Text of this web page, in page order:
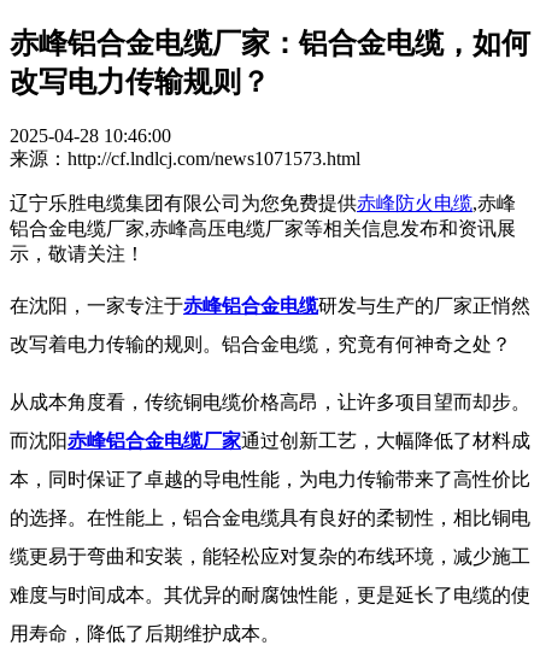
赤峰铝合金电缆厂家：铝合金电缆，如何
改写电力传输规则？
2025-04-28 10:46:00
来源：http://cf.lndlcj.com/news1071573.html
辽宁乐胜电缆集团有限公司为您免费提供赤峰防火电缆,赤峰
铝合金电缆厂家,赤峰高压电缆厂家等相关信息发布和资讯展
示，敬请关注！
在沈阳，一家专注于赤峰铝合金电缆研发与生产的厂家正悄然
改写着电力传输的规则。铝合金电缆，究竟有何神奇之处？​
从成本角度看，传统铜电缆价格高昂，让许多项目望而却步。
而沈阳赤峰铝合金电缆厂家通过创新工艺，大幅降低了材料成
本，同时保证了卓越的导电性能，为电力传输带来了高性价比
的选择。在性能上，铝合金电缆具有良好的柔韧性，相比铜电
缆更易于弯曲和安装，能轻松应对复杂的布线环境，减少施工
难度与时间成本。其优异的耐腐蚀性能，更是延长了电缆的使
用寿命，降低了后期维护成本。